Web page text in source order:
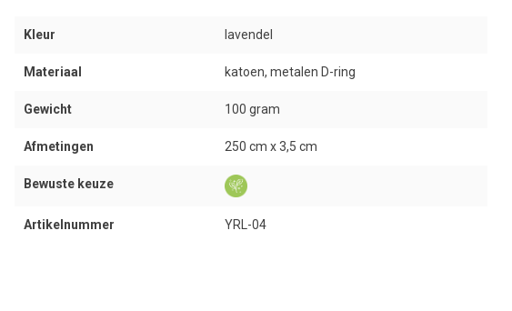
Kleur lavendel
Materiaal katoen, metalen D-ring
Gewicht 100 gram
Afmetingen 250 cm x 3,5 cm
Bewuste keuze
Artikelnummer YRL-04